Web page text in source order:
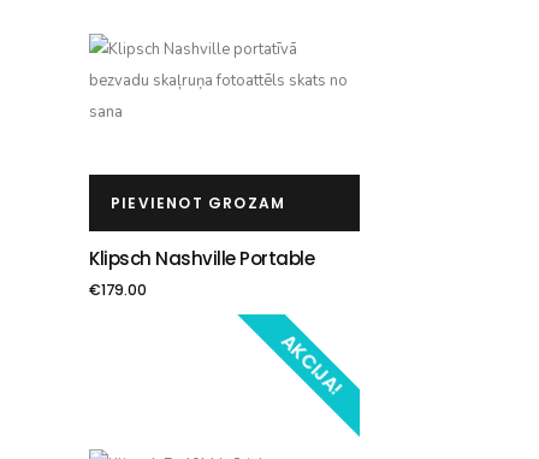
PIEVIENOT GROZAM
Klipsch Nashville Portable
€179.00
AKCIJA!